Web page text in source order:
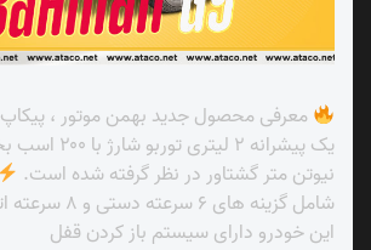
معرفی محصول جدید بهمن موتور ، پیکاپ G9
نیوتن متر گشتاور در نظر گرفته شده است.
شامل گزینه های ۶ سرعته دستی و ۸ سرعته اتوماتیک است.
این خودرو دارای سیستم باز کردن قفل